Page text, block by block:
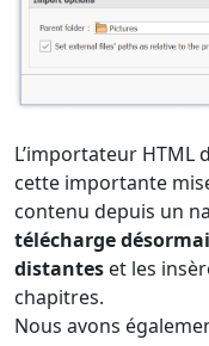
L’importateur HTML
cette importante
contenu depuis un
télécharge
distantes et les
chapitres.
Nous avons